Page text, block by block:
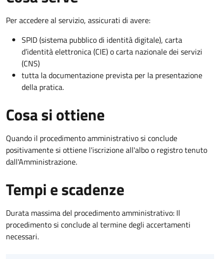
Per accedere al servizio, assicurati di avere:
SPID (sistema pubblico di identità digitale), carta
d’identità elettronica (CIE) o carta nazionale dei servizi
(CNS)
tutta la documentazione prevista per la presentazione
della pratica.
Cosa si ottiene
Quando il procedimento amministrativo si conclude
positivamente si ottiene l'iscrizione all'albo o registro tenuto
dall'Amministrazione.
Tempi e scadenze
Durata massima del procedimento amministrativo: Il
procedimento si conclude al termine degli accertamenti
necessari.